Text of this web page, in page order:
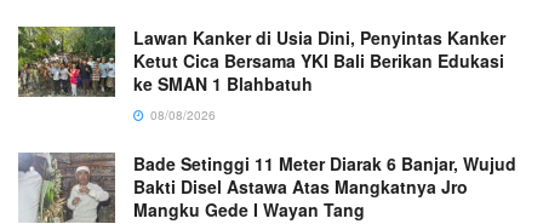
Lawan Kanker di Usia Dini, Penyintas Kanker
Ketut Cica Bersama YKI Bali Berikan Edukasi
ke SMAN 1 Blahbatuh
08/08/2026
Bade Setinggi 11 Meter Diarak 6 Banjar, Wujud
Bakti Disel Astawa Atas Mangkatnya Jro
Mangku Gede I Wayan Tang